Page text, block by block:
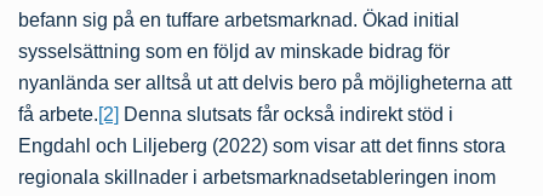
befann sig på en tuffare arbetsmarknad. Ökad initial
sysselsättning som en följd av minskade bidrag för
nyanlända ser alltså ut att delvis bero på möjligheterna att
få arbete.[2] Denna slutsats får också indirekt stöd i
Engdahl och Liljeberg (2022) som visar att det finns stora
regionala skillnader i arbetsmarknadsetableringen inom